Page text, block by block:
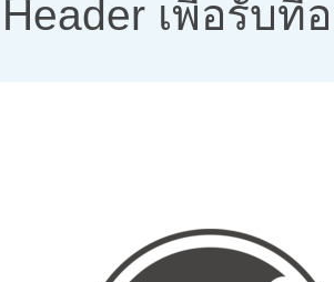
เพื่อรับที่